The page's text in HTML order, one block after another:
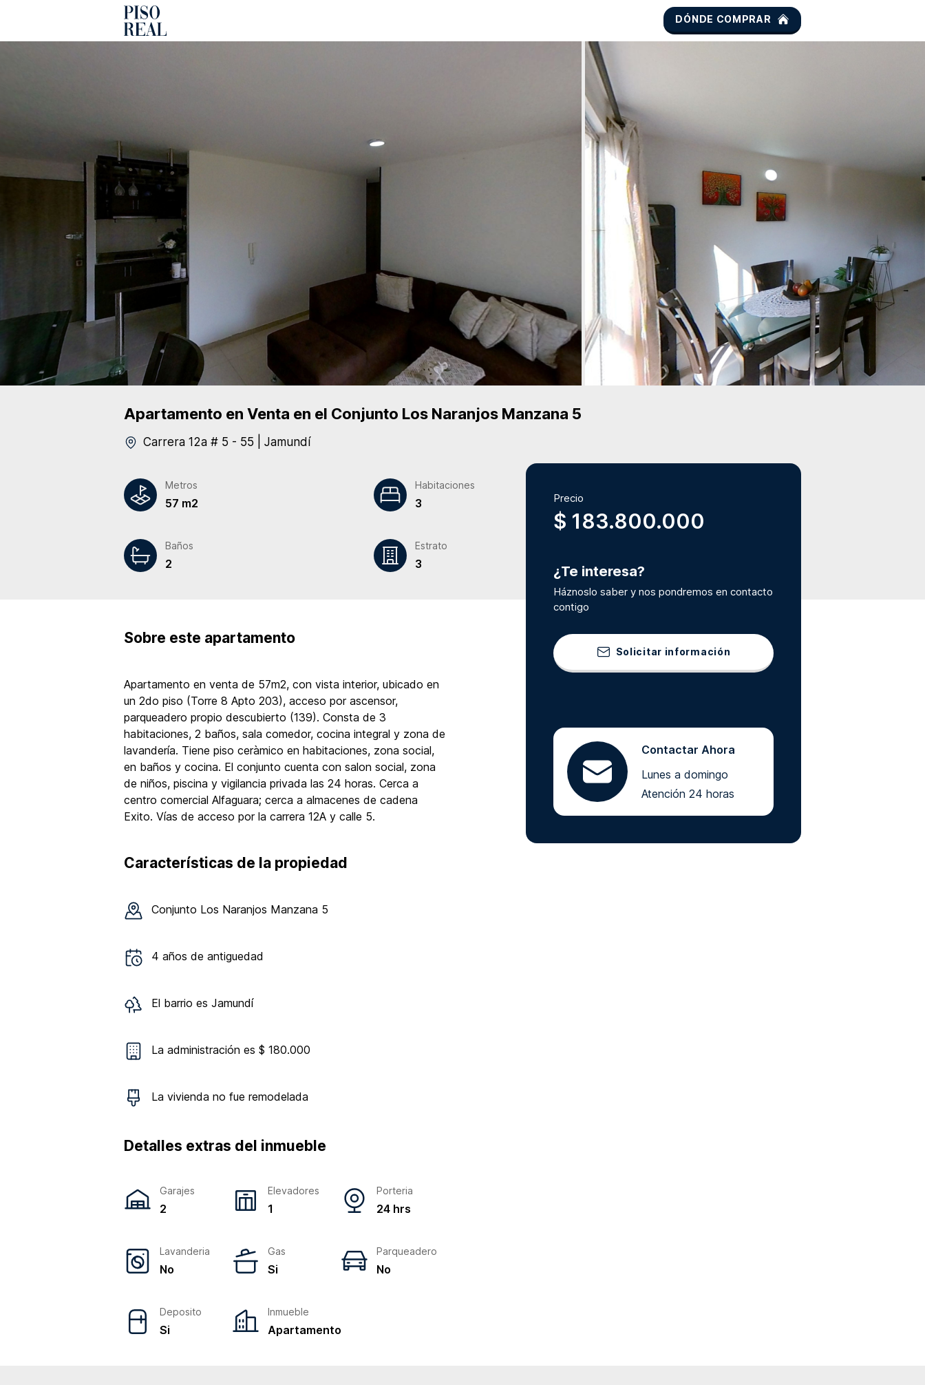
DÓNDE COMPRAR
Apartamento en Venta en el Conjunto Los Naranjos Manzana 5
Carrera 12a # 5 - 55 Jamundí
Metros
57 m2
Habitaciones
3
Baños
2
Estrato
3
Sobre este apartamento
Apartamento en venta de 57m2, con vista interior, ubicado en
un 2do piso (Torre 8 Apto 203), acceso por ascensor,
parqueadero propio descubierto (139). Consta de 3
habitaciones, 2 baños, sala comedor, cocina integral y zona de
lavandería. Tiene piso ceràmico en habitaciones, zona social,
en baños y cocina. El conjunto cuenta con salon social, zona
de niños, piscina y vigilancia privada las 24 horas. Cerca a
centro comercial Alfaguara; cerca a almacenes de cadena
Exito. Vías de acceso por la carrera 12A y calle 5.
Características de la propiedad
Conjunto Los Naranjos Manzana 5
4 años de antiguedad
El barrio es Jamundí
La administración es $ 180.000
La vivienda no fue remodelada
Detalles extras del inmueble
Garajes
2
Elevadores
1
Porteria
24 hrs
Lavanderia
No
Gas
Si
Parqueadero
No
Deposito
Si
Inmueble
Apartamento
Precio
$ 183.800.000
¿Te interesa?
Háznoslo saber y nos pondremos en contacto
contigo
Solicitar información
Contactar Ahora
Lunes a domingo
Atención 24 horas